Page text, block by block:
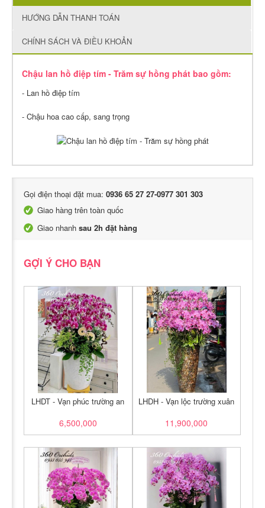
HƯỚNG DẪN THANH TOÁN
CHÍNH SÁCH VÀ ĐIỀU KHOẢN
Chậu lan hồ điệp tím - Trăm sự hồng phát bao gồm:
- Lan hồ điệp tím
- Chậu hoa cao cấp, sang trọng
Gọi điện thoại đặt mua: 0936 65 27 27-0977 301 303
Giao hàng trên toàn quốc
Giao nhanh sau 2h đặt hàng
GỢI Ý CHO BẠN
LHDT - Vạn phúc trường an
6,500,000
LHDH - Vạn lộc trường xuân
11,900,000